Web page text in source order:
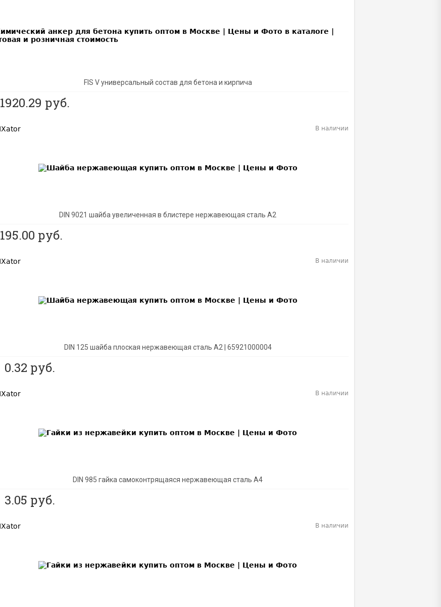
FIS V универсальный состав для бетона и кирпича
1920.29 руб.
DIN 9021 шайба увеличенная в блистере нержавеющая сталь A2
В наличии
195.00 руб.
DIN 125 шайба плоская нержавеющая сталь A2 | 65921000004
В наличии
0.32 руб.
DIN 985 гайка самоконтрящаяся нержавеющая сталь A4
В наличии
3.05 руб.
В наличии